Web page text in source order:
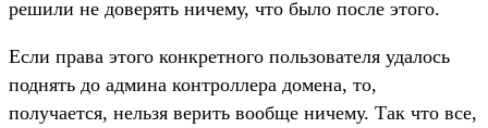
решили не доверять ничему, что было после этого.
Если права этого конкретного пользователя удалось
поднять до админа контроллера домена, то,
получается, нельзя верить вообще ничему. Так что все,